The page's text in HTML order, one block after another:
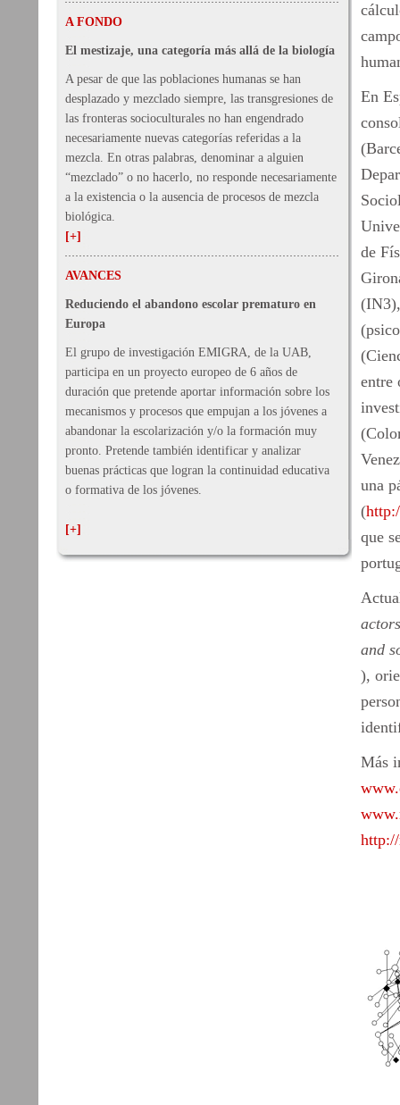
A FONDO
El mestizaje, una categoría más allá de la biología
A pesar de que las poblaciones humanas se han
desplazado y mezclado siempre, las transgresiones de
las fronteras socioculturales no han engendrado
necesariamente nuevas categorías referidas a la
mezcla. En otras palabras, denominar a alguien
“mezclado” o no hacerlo, no responde necesariamente
a la existencia o la ausencia de procesos de mezcla
biológica.
[+]
AVANCES
Reduciendo el abandono escolar prematuro en
Europa
El grupo de investigación EMIGRA, de la UAB,
participa en un proyecto europeo de 6 años de
duración que pretende aportar información sobre los
mecanismos y procesos que empujan a los jóvenes a
abandonar la escolarización y/o la formación muy
pronto. Pretende también identificar y analizar
buenas prácticas que logran la continuidad educativa
o formativa de los jóvenes.
[+]
En
de
entre
una
(
que
and
),
Más